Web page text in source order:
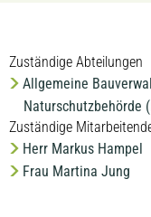
Zuständige Abteilungen
Allgemeine
Naturschutzbehörde
Zuständige
Herr Markus Hampel
Frau Martina Jung